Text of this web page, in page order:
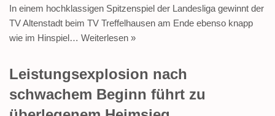
In einem hochklassigen Spitzenspiel der Landesliga gewinnt der
TV Altenstadt beim TV Treffelhausen am Ende ebenso knapp
wie im Hinspiel… Weiterlesen »
Leistungsexplosion nach
schwachem Beginn führt zu